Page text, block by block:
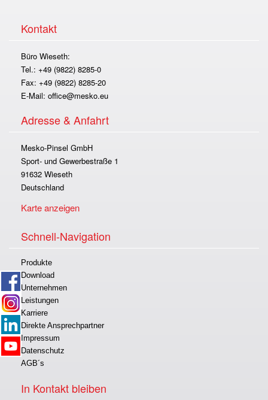
Kontakt
Büro Wieseth:
Tel.: +49 (9822) 8285-0
Fax: +49 (9822) 8285-20
E-Mail: office@mesko.eu
Adresse & Anfahrt
Mesko-Pinsel GmbH
Sport- und Gewerbestraße 1
91632 Wieseth
Deutschland
Karte anzeigen
Schnell-Navigation
Produkte
Download
Unternehmen
Leistungen
Karriere
Direkte Ansprechpartner
Impressum
Datenschutz
AGB´s
In Kontakt bleiben